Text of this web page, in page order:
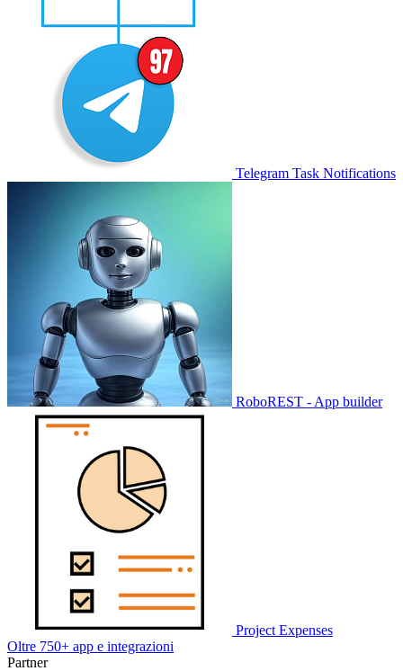
Telegram Task Notifications
RoboREST - App builder
Project Expenses
Oltre 750+ app e integrazioni
Partner